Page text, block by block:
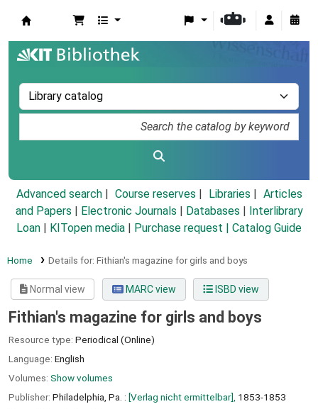
Advanced search Course reserves Libraries
Articles
and Papers
Electronic Journals Databases
Interlibrary
Loan
KITopen media Purchase request | Catalog Guide
Home Details for: Fithian's magazine for girls and boys
Normal view MARC view ISBD view
Fithian's magazine for girls and boys
Resource type: Periodical (Online)
Language: English
Volumes: Show volumes
Publisher: Philadelphia, Pa. : [Verlag nicht ermittelbar], 1853-1853